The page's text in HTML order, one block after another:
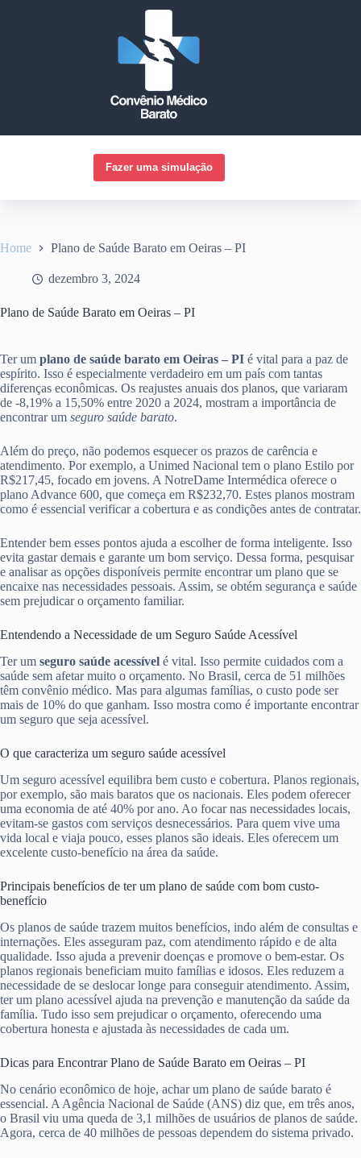
Fazer uma simulação
Home Plano de Saúde Barato em Oeiras – PI
dezembro 3, 2024
Plano de Saúde Barato em Oeiras – PI
Ter um plano de saúde barato em Oeiras – PI é vital para a paz de
espírito. Isso é especialmente verdadeiro em um país com tantas
diferenças econômicas. Os reajustes anuais dos planos, que variaram
de -8,19% a 15,50% entre 2020 a 2024, mostram a importância de
encontrar um seguro saúde barato.
Além do preço, não podemos esquecer os prazos de carência e
atendimento. Por exemplo, a Unimed Nacional tem o plano Estilo por
R$217,45, focado em jovens. A NotreDame Intermédica oferece o
plano Advance 600, que começa em R$232,70. Estes planos mostram
como é essencial verificar a cobertura e as condições antes de contratar.
Entender bem esses pontos ajuda a escolher de forma inteligente. Isso
evita gastar demais e garante um bom serviço. Dessa forma, pesquisar
e analisar as opções disponíveis permite encontrar um plano que se
encaixe nas necessidades pessoais. Assim, se obtém segurança e saúde
sem prejudicar o orçamento familiar.
Entendendo a Necessidade de um Seguro Saúde Acessível
Ter um seguro saúde acessível é vital. Isso permite cuidados com a
saúde sem afetar muito o orçamento. No Brasil, cerca de 51 milhões
têm convênio médico. Mas para algumas famílias, o custo pode ser
mais de 10% do que ganham. Isso mostra como é importante encontrar
um seguro que seja acessível.
O que caracteriza um seguro saúde acessível
Um seguro acessível equilibra bem custo e cobertura. Planos regionais,
por exemplo, são mais baratos que os nacionais. Eles podem oferecer
uma economia de até 40% por ano. Ao focar nas necessidades locais,
evitam-se gastos com serviços desnecessários. Para quem vive uma
vida local e viaja pouco, esses planos são ideais. Eles oferecem um
excelente custo-benefício na área da saúde.
Principais benefícios de ter um plano de saúde com bom custo-
benefício
Os planos de saúde trazem muitos benefícios, indo além de consultas e
internações. Eles asseguram paz, com atendimento rápido e de alta
qualidade. Isso ajuda a prevenir doenças e promove o bem-estar. Os
planos regionais beneficiam muito famílias e idosos. Eles reduzem a
necessidade de se deslocar longe para conseguir atendimento. Assim,
ter um plano acessível ajuda na prevenção e manutenção da saúde da
família. Tudo isso sem prejudicar o orçamento, oferecendo uma
cobertura honesta e ajustada às necessidades de cada um.
Dicas para Encontrar Plano de Saúde Barato em Oeiras – PI
No cenário econômico de hoje, achar um plano de saúde barato é
essencial. A Agência Nacional de Saúde (ANS) diz que, em três anos,
o Brasil viu uma queda de 3,1 milhões de usuários de planos de saúde.
Agora, cerca de 40 milhões de pessoas dependem do sistema privado.